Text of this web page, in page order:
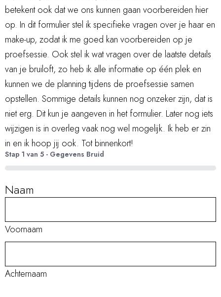
betekent ook dat we ons kunnen gaan voorbereiden hier
op. In dit formulier stel ik specifieke vragen over je haar en
make-up, zodat ik me goed kan voorbereiden op je
proefsessie. Ook stel ik wat vragen over de laatste details
van je bruiloft, zo heb ik alle informatie op één plek en
kunnen we de planning tijdens de proefsessie samen
opstellen. Sommige details kunnen nog onzeker zijn, dat is
niet erg. Dit kun je aangeven in het formulier. Later nog iets
wijzigen is in overleg vaak nog wel mogelijk. Ik heb er zin
in en ik hoop jij ook. Tot binnenkort!
Stap 1 van 5 - Gegevens Bruid
0%
Naam
Voornaam
Achternaam